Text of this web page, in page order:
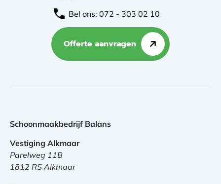
Bel ons: 072 - 303 02 10
Offerte aanvragen
Schoonmaakbedrijf Balans
Vestiging Alkmaar
Parelweg 11B
1812 RS Alkmaar